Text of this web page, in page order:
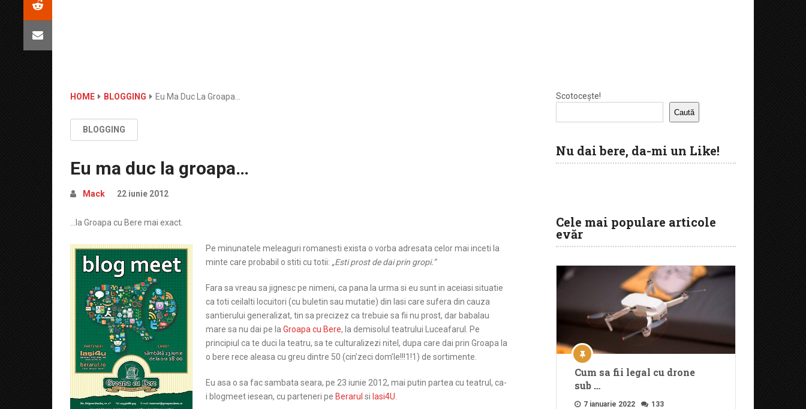
HOME BLOGGING Eu Ma Duc La Groapa…
BLOGGING
Eu ma duc la groapa…
Mack 22 iunie 2012
…la Groapa cu Bere mai exact.
Pe minunatele meleaguri romanesti exista o vorba adresata celor mai inceti la
minte care probabil o stiti cu totii: „Esti prost de dai prin gropi.”
Fara sa vreau sa jignesc pe nimeni, ca pana la urma si eu sunt in aceiasi situatie
ca toti ceilalti locuitori (cu buletin sau mutatie) din Iasi care sufera din cauza
santierului generalizat, tin sa precizez ca trebuie sa fii nu prost, dar babalau
mare sa nu dai pe la Groapa cu Bere, la demisolul teatrului Luceafarul. Pe
principiul ca te duci la teatru, sa te culturalizezi nitel, dupa care dai prin Groapa la
o bere rece aleasa cu greu dintre 50 (cin’zeci dom’le!!!1!1) de sortimente.
Eu asa o sa fac sambata seara, pe 23 iunie 2012, mai putin partea cu teatrul, ca-
i blogmeet iesean, cu parteneri pe Berarul si Iasi4U
Scotocește!
Caută
Nu dai bere, da-mi un Like!
Cele mai populare articole
evăr
Cum sa fii legal cu drone
sub …
7 ianuarie 2022 133